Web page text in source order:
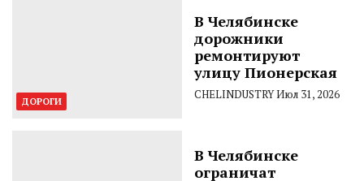
ДОРОГИ
В Челябинске
дорожники
ремонтируют
улицу Пионерская
CHELINDUSTRYИюл 31, 2026
В Челябинске
ограничат